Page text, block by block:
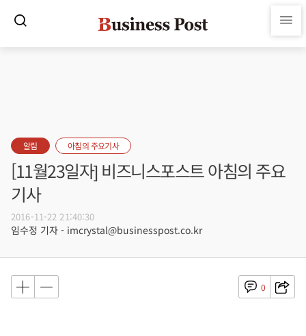
알림 아침의 주요기사
[11월23일자] 비즈니스포스트 아침의 주요
기사
2016-11-22 21:40:30
임수정 기자 - imcrystal@businesspost.co.kr
0